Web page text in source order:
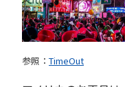
参照： TimeOut